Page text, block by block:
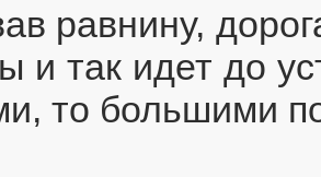
равнину,
и так идет до
то большими